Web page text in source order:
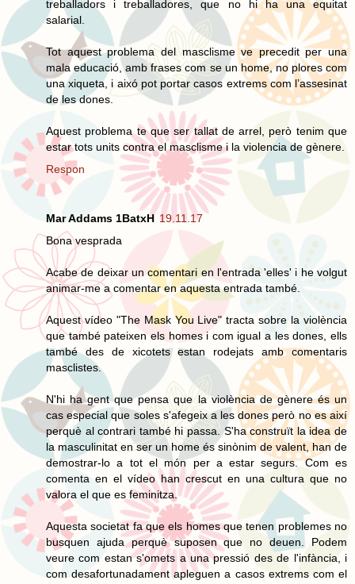
treballadors i treballadores, que no hi ha una equitat
salarial.
Tot aquest problema del masclisme ve precedit per una
mala educació, amb frases com se un home, no plores com
una xiqueta, i aixó pot portar casos extrems com l’assesinat
de les dones.
Aquest problema te que ser tallat de arrel, però tenim que
estar tots units contra el masclisme i la violencia de gènere.
Respon
Mar Addams 1BatxH 19.11.17
Bona vesprada
Acabe de deixar un comentari en l'entrada 'elles' i he volgut
animar-me a comentar en aquesta entrada també.
Aquest vídeo "The Mask You Live" tracta sobre la violència
que també pateixen els homes i com igual a les dones, ells
també des de xicotets estan rodejats amb comentaris
masclistes.
N'hi ha gent que pensa que la violència de gènere és un
cas especial que soles s'afegeix a les dones però no es així
perquè al contrari també hi passa. S'ha construït la idea de
la masculinitat en ser un home és sinònim de valent, han de
demostrar-lo a tot el món per a estar segurs. Com es
comenta en el vídeo han crescut en una cultura que no
valora el que es feminitza.
Aquesta societat fa que els homes que tenen problemes no
busquen ajuda perquè suposen que no deuen. Podem
veure com estan s'omets a una pressió des de l'infància, i
com desafortunadament apleguen a casos extrems com el